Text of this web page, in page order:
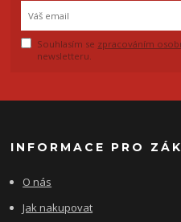
Souhlasím se zpracováním
newsletteru.
INFORMACE PRO
O nás
Jak nakupovat